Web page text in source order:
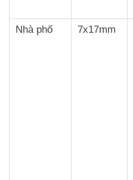
Nhà phố 7x17mm